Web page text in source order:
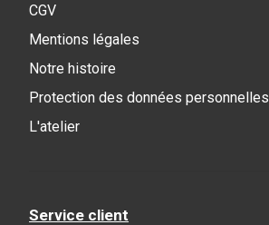
CGV
Mentions légales
Notre histoire
Protection des données personnelles
L'atelier
Service client